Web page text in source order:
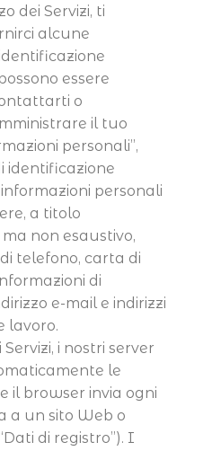
dei Servizi, ti
alcune
essere
o
il tuo
personali”,
identificazione
informazioni personali
a titolo
non esaustivo,
telefono, carta di
di
e-mail e indirizzi
lavoro.
i nostri server
le
il browser invia ogni
a un sito Web o
di registro”). I